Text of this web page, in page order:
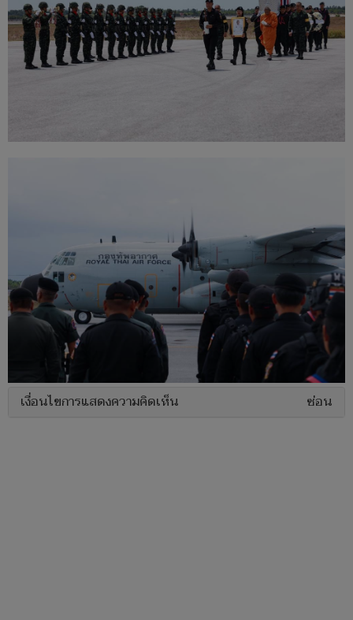
เงื่อนไขการแสดงความคิดเห็น ซ่อน